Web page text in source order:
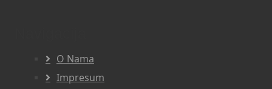
O Nama
Impresum